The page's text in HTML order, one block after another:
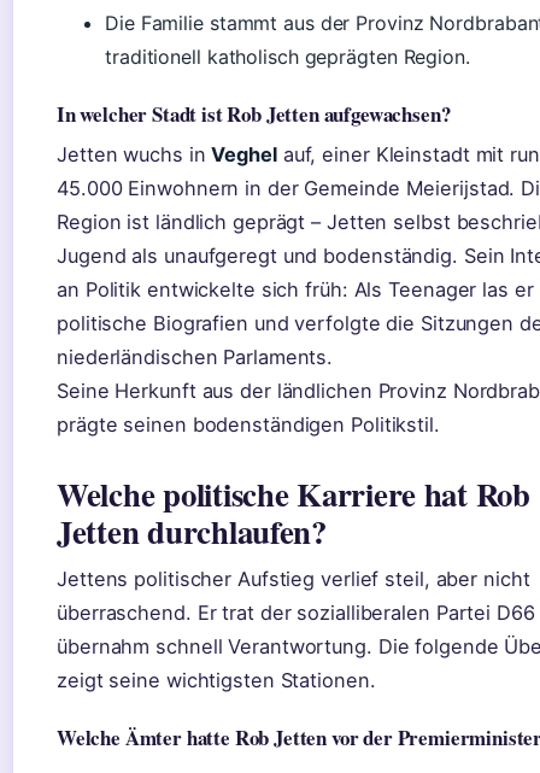
Die Familie stammt aus der Provinz
traditionell katholisch geprägten Region.
In welcher Stadt ist Rob Jetten aufgewachsen?
Jetten wuchs inVeghelauf, einer Kleinstadt mit
45.000 Einwohnern in der Gemeinde Meierijstad.
Region ist ländlich geprägt – Jetten selbst
Jugend als unaufgeregt und bodenständig. Sein
an Politik entwickelte sich früh: Als Teenager las er
politische Biografien und verfolgte die Sitzungen
niederländischen Parlaments.
Seine Herkunft aus der ländlichen Provinz
prägte seinen bodenständigen Politikstil.
Welche politische Karriere hat Rob
Jetten durchlaufen?
Jettens politischer Aufstieg verlief steil, aber nicht
überraschend. Er trat der sozialliberalen Partei
übernahm schnell Verantwortung. Die folgende
zeigt seine wichtigsten Stationen.
Welche Ämter hatte Rob Jetten vor der